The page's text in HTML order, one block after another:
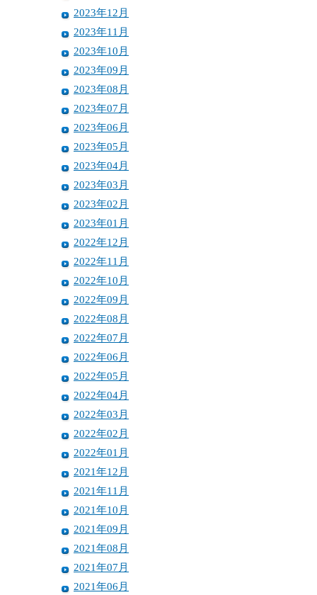
2023年12月
2023年11月
2023年10月
2023年09月
2023年08月
2023年07月
2023年06月
2023年05月
2023年04月
2023年03月
2023年02月
2023年01月
2022年12月
2022年11月
2022年10月
2022年09月
2022年08月
2022年07月
2022年06月
2022年05月
2022年04月
2022年03月
2022年02月
2022年01月
2021年12月
2021年11月
2021年10月
2021年09月
2021年08月
2021年07月
2021年06月